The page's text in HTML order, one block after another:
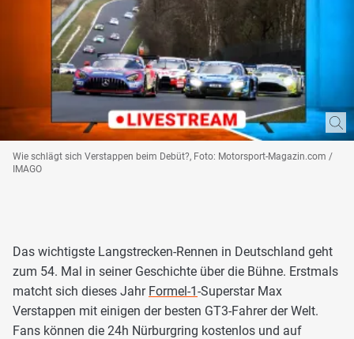
Wie schlägt sich Verstappen beim Debüt?, Foto: Motorsport-Magazin.com /
IMAGO
Das wichtigste Langstrecken-Rennen in Deutschland geht
zum 54. Mal in seiner Geschichte über die Bühne. Erstmals
matcht sich dieses Jahr Formel-1-Superstar Max
Verstappen mit einigen der besten GT3-Fahrer der Welt.
Fans können die 24h Nürburgring kostenlos und auf